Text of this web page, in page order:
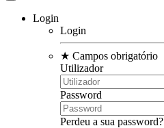
Login
Login
★ Campos obrigatório
Utilizador
Password
Perdeu a sua password?